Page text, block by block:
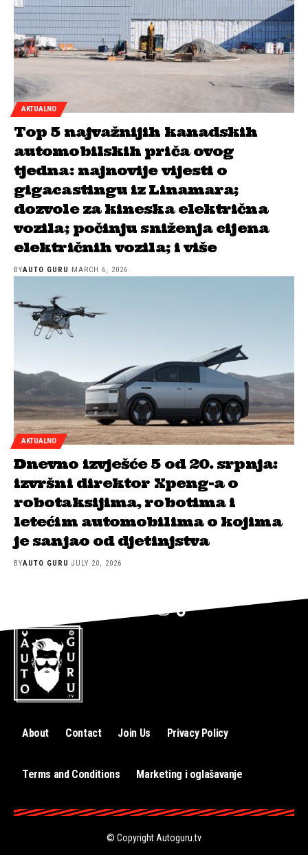
AKTUALNO
Top 5 najvažnijih kanadskih
automobilskih priča ovog
tjedna: najnovije vijesti o
gigacastingu iz Linamara;
dozvole za kineska električna
vozila; počinju sniženja cijena
električnih vozila; i više
BYAUTO GURU MARCH 6, 2026
AKTUALNO
Dnevno izvješće 5 od 20. srpnja:
izvršni direktor Xpeng-a o
robotaksijima, robotima i
letećim automobilima o kojima
je sanjao od djetinjstva
BYAUTO GURU JULY 20, 2026
About Contact Join Us Privacy Policy
Terms and Conditions Marketing i oglašavanje
© CopyrightAutoguru.tv